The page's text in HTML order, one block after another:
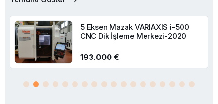
Hermle C-800U 5 Eksen CNC
İşleme Merkezi-2002
79.000 €